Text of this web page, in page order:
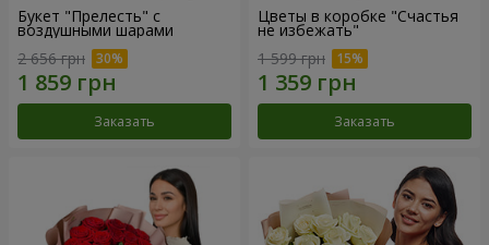
Букет "Прелесть" с
воздушными шарами
2 656 грн
Заказать
Цветы в коробке "Счастья
не избежать"
1 599 грн
Заказать